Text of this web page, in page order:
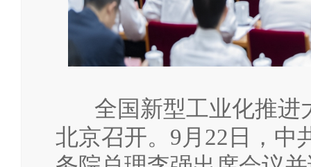
全国新型工业化推进
北京召开。9月22日，中